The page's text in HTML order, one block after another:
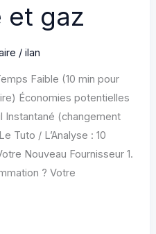
et gaz
/ilan
Faible (10 min pour
Économies potentielles
Instantané (changement
Tuto / L’Analyse : 10
Nouveau Fournisseur 1.
? Votre